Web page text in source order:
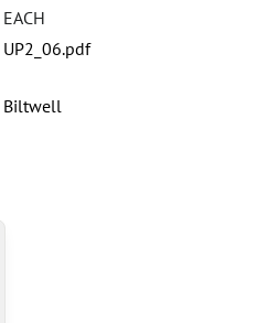
EACH
UP2_06.pdf
Biltwell